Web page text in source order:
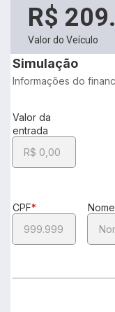
R$
Valor do Veículo